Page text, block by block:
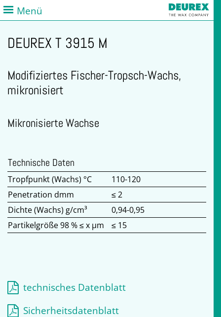
Menü
DEUREX T 3915 M
Modifiziertes Fischer-Tropsch-Wachs,
mikronisiert
Mikronisierte Wachse
Technische Daten
Tropfpunkt (Wachs) °C
110-120
Penetration dmm
≤ 2
Dichte (Wachs) g/cm³
0,94-0,95
Partikelgröße 98 % ≤ x µm
≤ 15
technisches Datenblatt
Sicherheitsdatenblatt